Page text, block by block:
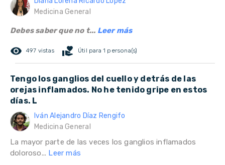
Medicina General
Debes saber que no t... Leer más
remove_red_eye 497 vistas volunteer_activism Útil para 1 persona(s)
Tengo los ganglios del cuello y detrás de las
orejas inflamados. No he tenido gripe en estos
días. L
Iván Alejandro Díaz Rengifo
Medicina General
La mayor parte de las veces los ganglios inflamados
doloroso... Leer más